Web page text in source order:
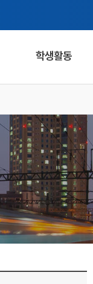
학생활동